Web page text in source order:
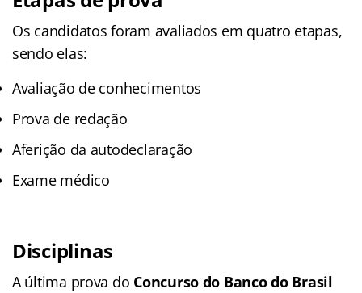
Os candidatos foram avaliados em quatro etapas,
sendo elas:
Avaliação de conhecimentos
Prova de redação
Aferição da autodeclaração
Exame médico
Disciplinas
A última prova do Concurso do Banco do Brasil